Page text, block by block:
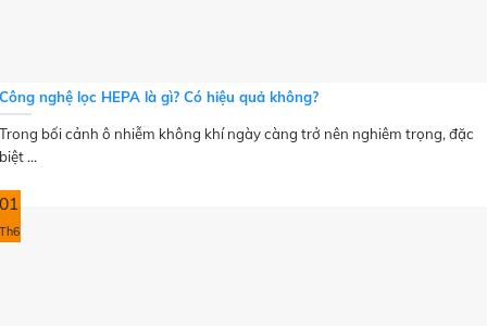
Công nghệ lọc HEPA là gì? Có hiệu quả không?
Trong bối cảnh ô nhiễm không khí ngày càng trở nên nghiêm trọng, đặc
biệt ...
01
Th6